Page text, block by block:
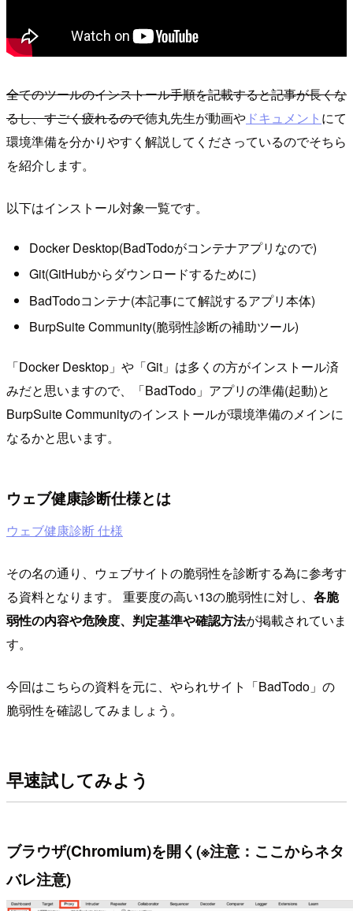
全てのツールのインストール手順を記載すると記事が長くな
るし、すごく疲れるので徳丸先生が動画や ドキュメント にて
環境準備を分かりやすく解説してくださっているのでそちら
を紹介します。
以下はインストール対象一覧です。
Docker Desktop(BadTodoがコンテナアプリなので)
Git(GitHubからダウンロードするために)
BadTodoコンテナ(本記事にて解説するアプリ本体)
BurpSuite Community(脆弱性診断の補助ツール)
「Docker Desktop」や「Git」は多くの方がインストール済
みだと思いますので、「BadTodo」アプリの準備(起動)と
BurpSuite Communityのインストールが環境準備のメインに
なるかと思います。
ウェブ健康診断仕様とは
ウェブ健康診断 仕様
その名の通り、ウェブサイトの脆弱性を診断する為に参考す
る資料となります。 重要度の高い13の脆弱性に対し、 各脆
弱性の内容や危険度、判定基準や確認方法が掲載されていま
す。
今回はこちらの資料を元に、やられサイト「BadTodo」の
脆弱性を確認してみましょう。
早速試してみよう
ブラウザ(Chromium)を開く(※注意：ここからネタ
バレ注意)